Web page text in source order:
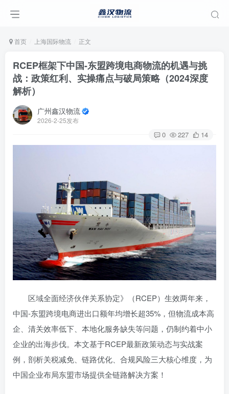
首页 上海国际物流 正文
RCEP框架下中国-东盟跨境电商物流的机遇与挑
战：政策红利、实操痛点与破局策略（2024深度
解析）
广州鑫汉物流
2026-2-25发布
0 227 14
区域全面经济伙伴关系协定》（RCEP）生效两年来，
中国-东盟跨境电商进出口额年均增长超35%，但物流成本高
企、清关效率低下、本地化服务缺失等问题，仍制约着中小
企业的出海步伐。本文基于RCEP最新政策动态与实战案
例，剖析关税减免、链路优化、合规风险三大核心维度，为
中国企业布局东盟市场提供全链路解决方案！